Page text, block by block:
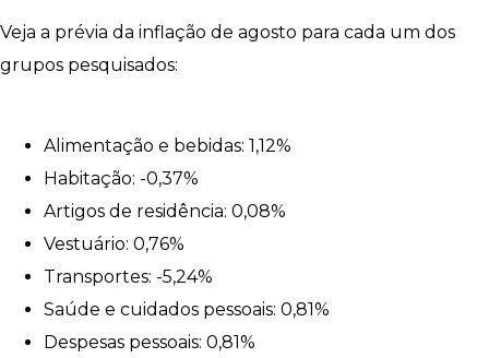
Veja a prévia da inflação de agosto para cada um dos
grupos pesquisados:
Alimentação e bebidas: 1,12%
Habitação: -0,37%
Artigos de residência: 0,08%
Vestuário: 0,76%
Transportes: -5,24%
Saúde e cuidados pessoais: 0,81%
Despesas pessoais: 0,81%